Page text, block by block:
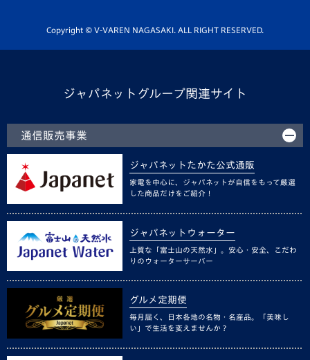
ホームタウン活動
Copyright © V-VAREN NAGASAKI. ALL RIGHT RESERVED.
ジャパネットグループ関連サイト
通信販売事業
ジャパネットたかた公式通販
家電を中心に、ジャパネットが自信をもって厳選
した商品だけをご紹介！
ジャパネットウォーター
上質な「富士山の天然水」。安心・安全、こだわ
りのウォーターサーバー
グルメ定期便
毎月届く、日本各地の名物・名産品。「美味し
い」で生活を変えませんか？